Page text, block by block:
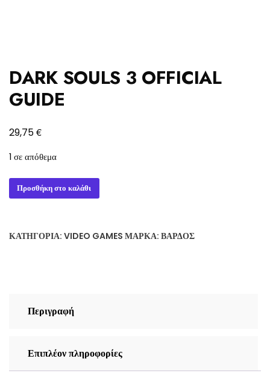
DARK SOULS 3 OFFICIAL
GUIDE
29,75€
1 σε απόθεμα
DARK
SOULS
GUIDE
Προσθήκη στο καλάθι
ΚΑΤΗΓΟΡΊΑ: VIDEO GAMES ΜΆΡΚΑ: ΒΆΡΔΟΣ
Περιγραφή
Επιπλέον πληροφορίες